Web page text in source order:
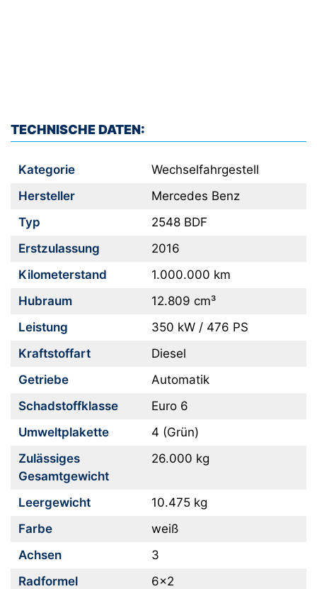
TECHNISCHE DATEN:
Kategorie
Wechselfahrgestell
Hersteller
Mercedes Benz
Typ
2548 BDF
Erstzulassung
2016
Kilometerstand
1.000.000 km
Hubraum
12.809 cm³
Leistung
350 kW / 476 PS
Kraftstoffart
Diesel
Getriebe
Automatik
Schadstoffklasse
Euro 6
Umweltplakette
4 (Grün)
Zulässiges
Gesamtgewicht
26.000 kg
Leergewicht
10.475 kg
Farbe
weiß
Achsen
3
Radformel
6x2